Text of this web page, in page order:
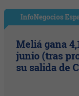
InfoNegocios
Meliá gana
junio (tras
su salida de